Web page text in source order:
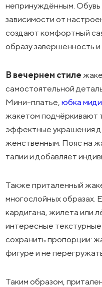
непринуждённым.
зависимости от
создают комфортный
образу завершённость и
В вечернем стиле
самостоятельной
Мини-платье,юбка миди
жакетом подчёркивают
эффектные украшения
женственным. Пояс на
талии и добавляет
Также приталенный
многослойных образах.
кардигана, жилета или
интересные
сохранить пропорции:
фигуре и не
Таким образом,